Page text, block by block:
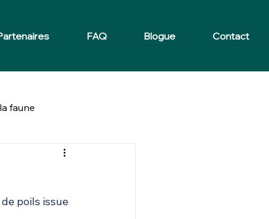
FAQ Blogue Contact
faune
poils issue